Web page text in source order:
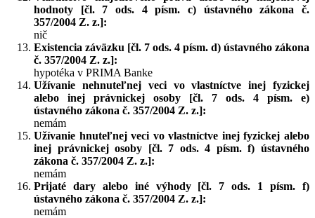
hodnoty [čl. 7 ods. 4 písm. c) ústavného zákona č.
357/2004 Z. z.]:
nič
Existencia záväzku [čl. 7 ods. 4 písm. d) ústavného zákona
č. 357/2004 Z. z.]:
hypotéka v PRIMA Banke
Užívanie nehnuteľnej veci vo vlastníctve inej fyzickej
alebo inej právnickej osoby [čl. 7 ods. 4 písm. e)
ústavného zákona č. 357/2004 Z. z.]:
nemám
Užívanie hnuteľnej veci vo vlastníctve inej fyzickej alebo
inej právnickej osoby [čl. 7 ods. 4 písm. f) ústavného
zákona č. 357/2004 Z. z.]:
nemám
Prijaté dary alebo iné výhody [čl. 7 ods. 1 písm. f)
ústavného zákona č. 357/2004 Z. z.]:
nemám